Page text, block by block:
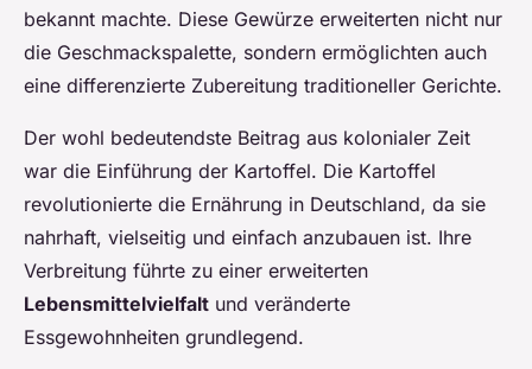
bekannt machte. Diese Gewürze erweiterten nicht nur
die Geschmackspalette, sondern ermöglichten auch
eine differenzierte Zubereitung traditioneller Gerichte.
Der wohl bedeutendste Beitrag aus kolonialer Zeit
war die Einführung der Kartoffel. Die Kartoffel
revolutionierte die Ernährung in Deutschland, da sie
nahrhaft, vielseitig und einfach anzubauen ist. Ihre
Verbreitung führte zu einer erweiterten
Lebensmittelvielfalt und veränderte
Essgewohnheiten grundlegend.